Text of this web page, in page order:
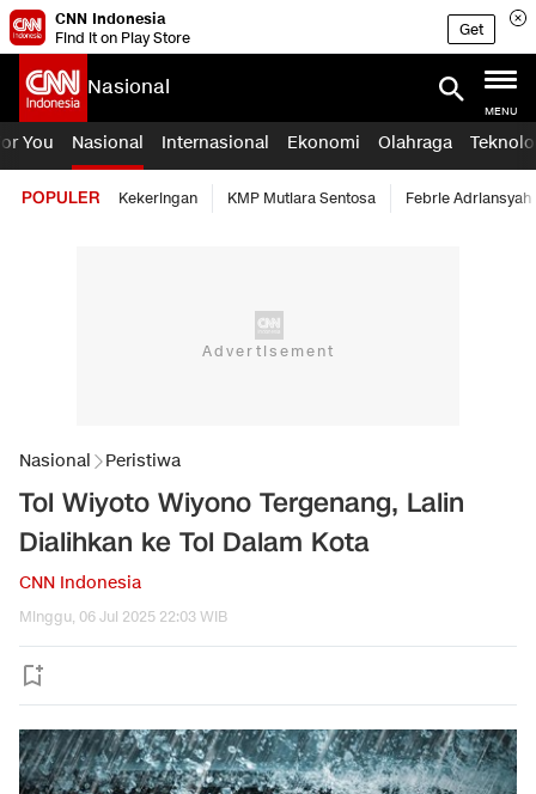
CNN Indonesia
Find it on Play Store
Get
Nasional
MENU
You Nasional Internasional Ekonomi Olahraga
POPULER Kekeringan KMP Mutiara Sentosa Febrie Adriansyah
Nasional Peristiwa
Tol Wiyoto Wiyono Tergenang, Lalin
Dialihkan ke Tol Dalam Kota
CNN Indonesia
Minggu, 06 Jul 2025 22:03 WIB